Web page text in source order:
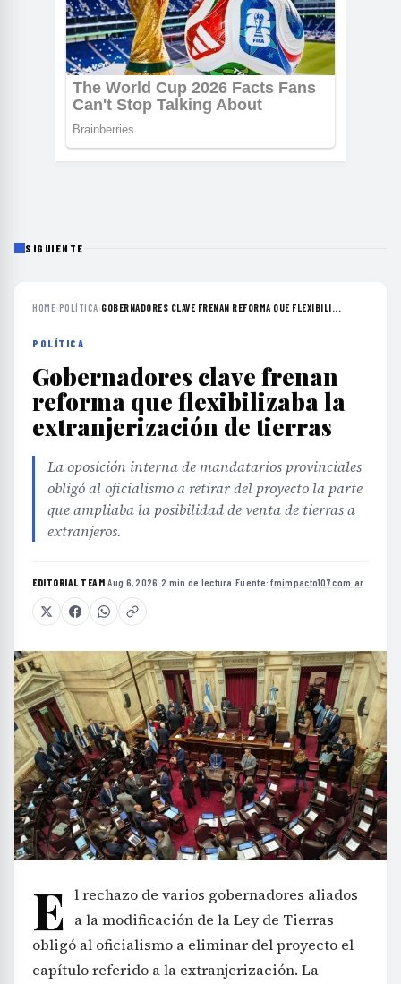
SIGUIENTE
HOME›POLÍTICA›GOBERNADORES CLAVE FRENAN REFORMA QUE FLEXIBILI...
POLÍTICA
Gobernadores clave frenan
reforma que flexibilizaba la
extranjerización de tierras
La oposición interna de mandatarios provinciales
obligó al oficialismo a retirar del proyecto la parte
que ampliaba la posibilidad de venta de tierras a
extranjeros.
EDITORIAL TEAM·Aug 6, 2026 ·2 min de lectura ·Fuente:fmimpacto107.com.ar
E l rechazo de varios gobernadores aliados
a la modificación de la Ley de Tierras
obligó al oficialismo a eliminar del proyecto el
capítulo referido a la extranjerización. La